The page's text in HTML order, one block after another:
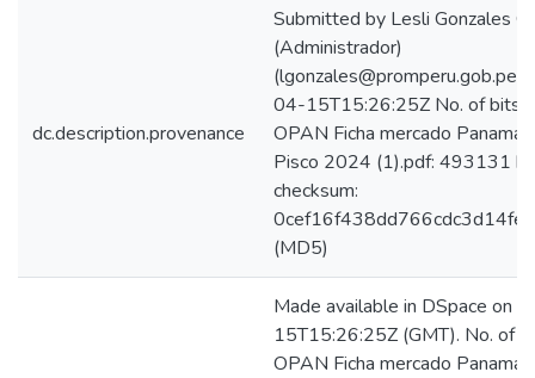
dc.description.provenance
Submitted by Lesli Gonzales
(Administrador)
04-15T15:26:25Z No. of
OPAN Ficha mercado Panamá
Pisco 2024 (1).pdf: 493131
checksum:
(MD5)
Made available in DSpace on
15T15:26:25Z (GMT). No. of
OPAN Ficha mercado Panamá